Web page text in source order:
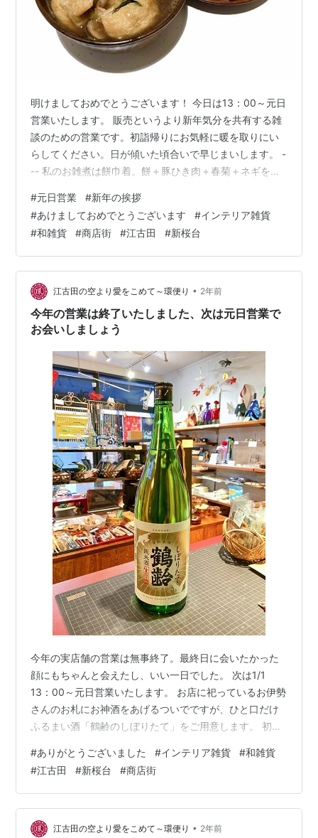
明けましておめでとうございます！ 今日は13：00～元日
営業いたします。 販売というより新年気分を共有する雑
談のための営業です。初詣帰りにお気軽に暖を取りにい
らしてください。日が傾いた頃合いで早じまいします。 -
-- 私のお雑煮は餅巾着。餅＋豚ひき肉＋春菊＋ネギを詰
出汁を取ったりする手間が取れなくて、簡単で食べでの
あるようにと出来上がった自分スタイル。 おせち料理は
ナッシング。普段通りのお惣菜。３品もあれば贅沢なひ
とりの食卓。 #元日営業 #新年の挨拶 #あけましておめで
とうございます #インテリア雑貨 #和雑貨 #江古田 #新桜
台 #商店街 …
#元日営業 #新年の挨拶
#あけましておめでとうございます #インテリア雑貨
#和雑貨 #商店街 #江古田 #新桜台
江古田の空より愛をこめて～環便り • 2年前
今年の営業は終了いたしました、次は元日営業で
お会いしましょう
今年の実店舗の営業は無事終了。最終日に会いたかった
顔にもちゃんと会えたし、いい一日でした。 次は1/1
13：00～元日営業いたします。 お店に祀っているお伊勢
さんのお札にお神酒をあげるついでですが、ひと口だけ
ふるまい酒「鶴齢のしぼりたて」をご用意します。 初詣
異なり、来店される方の気持ちが気楽さがあるという
か、明るさが増したように感じられ、今年は世の中的に
はそれほど悪い年でもなかったのかもなと感じておりま
した。 来年は、もっと目に見える形で、世の中が明るく
楽しく生きられるように変わっていけばいいなと願いま
#ありがとうございました #インテリア雑貨 #和雑貨
#江古田 #新桜台 #商店街
江古田の空より愛をこめて～環便り • 2年前